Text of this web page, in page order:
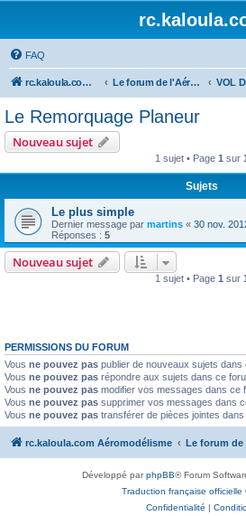
FAQ
rc.kaloula.com Aéromodélisme Le forum de l'Aéromodélisme VOL
Le Remorquage Planeur
Nouveau sujet
1 sujet • Page 1 sur
Sujets
Le plus simple
Dernier message par martins « 30 nov.
Réponses : 5
Nouveau sujet
1 sujet • Page 1 sur
PERMISSIONS DU FORUM
Vous ne pouvez pas publier de nouveaux sujets dans
Vous ne pouvez pas répondre aux sujets dans ce
Vous ne pouvez pas modifier vos messages dans ce
Vous ne pouvez pas supprimer vos messages dans
Vous ne pouvez pas transférer de pièces jointes
rc.kaloula.com Aéromodélisme Le forum
Développé parphpBB® Forum
Traduction française officielle
Confidentialité |